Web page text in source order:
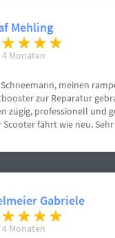
Mehling
Monaten
meinen
zur Reparatur
zügig, professionell und
Scooter fährt wie neu.
Gabriele
Monaten